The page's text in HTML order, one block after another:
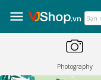
Bạn
mua
gì...
Photography